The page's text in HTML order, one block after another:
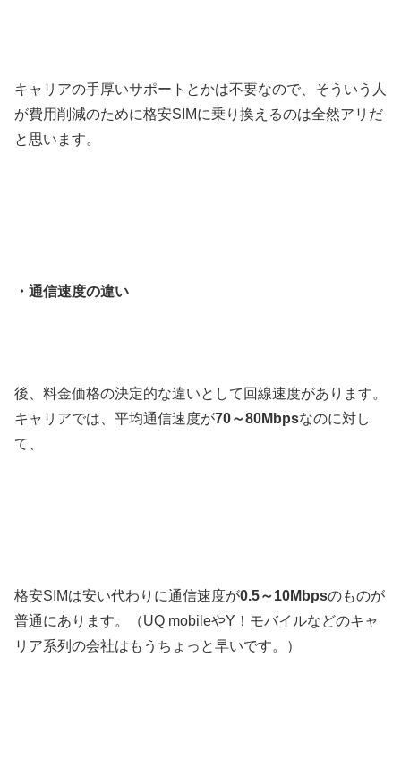
キャリアの手厚いサポートとかは不要なので、そういう人
が費用削減のために格安SIMに乗り換えるのは全然アリだ
と思います。
・通信速度の違い
後、料金価格の決定的な違いとして回線速度があります。
キャリアでは、平均通信速度が70～80Mbpsなのに対し
て、
格安SIMは安い代わりに通信速度が0.5～10Mbpsのものが
普通にあります。（UQ mobileやY！モバイルなどのキャ
リア系列の会社はもうちょっと早いです。）